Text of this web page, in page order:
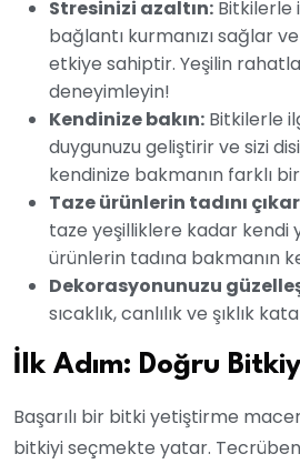
Stresinizi azaltın: Bitkilerle
bağlantı kurmanızı sağlar
etkiye sahiptir. Yeşilin
deneyimleyin!
Kendinize bakın: Bitkilerle
duygunuzu geliştirir ve sizi
kendinize bakmanın farklı
Taze ürünlerin tadını
taze yeşilliklere kadar kendi
ürünlerin tadına bakmanın
Dekorasyonunuzu
sıcaklık, canlılık ve şıklık
İlk Adım: Doğru
Başarılı bir bitki yetiştirme
bitkiyi seçmekte yatar.